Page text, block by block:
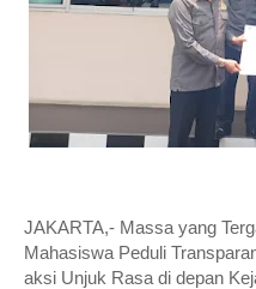
JAKARTA,- Massa yang
Mahasiswa Peduli
aksi Unjuk Rasa di depan